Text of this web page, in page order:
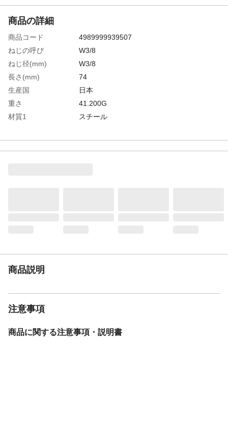
商品の詳細
商品コード
4989999939507
ねじの呼び
W3/8
ねじ径(mm)
W3/8
長さ(mm)
74
生産国
日本
重さ
41.200G
材質1
スチール
商品説明
注意事項
商品に関する注意事項・説明書